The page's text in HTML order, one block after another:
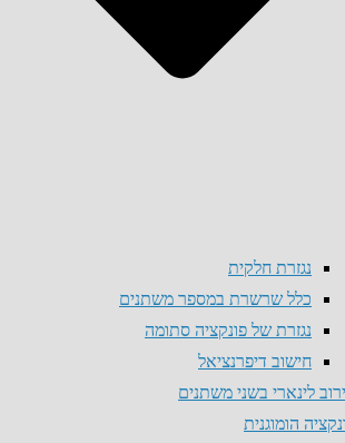
נגזרת חלקית
כלל שרשרת במספר משתנים
נגזרת של פונקציה סתומה
חישוב דיפרנציאל
לינארי בשני משתנים
הומוגנית